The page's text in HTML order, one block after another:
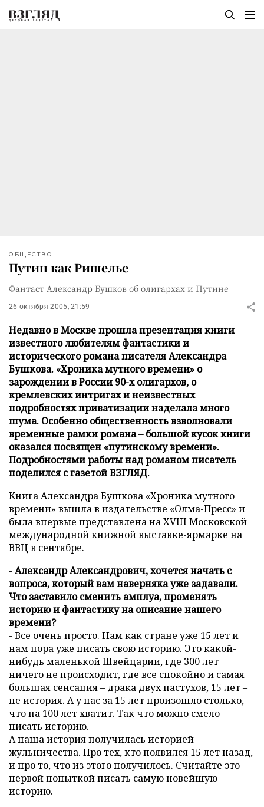
ОБЩЕСТВО
Путин как Ришелье
Фантаст Александр Бушков об олигархах и Путине
26 октября 2005, 21:59
Недавно в Москве прошла презентация книги
известного любителям фантастики и
исторического романа писателя Александра
Бушкова. «Хроника мутного времени» о
зарождении в России 90-х олигархов, о
кремлевских интригах и неизвестных
подробностях приватизации наделала много
шума. Особенно общественность взволновали
временные рамки романа – большой кусок книги
оказался посвящен «путинскому времени».
Подробностями работы над романом писатель
поделился с газетой ВЗГЛЯД.
Книга Александра Бушкова «Хроника мутного
времени» вышла в издательстве «Олма-Пресс» и
была впервые представлена на XVIII Московской
международной книжной выставке-ярмарке на
ВВЦ в сентябре.
- Александр Александрович, хочется начать с
вопроса, который вам наверняка уже задавали.
Что заставило сменить амплуа, променять
историю и фантастику на описание нашего
времени?
- Все очень просто. Нам как стране уже 15 лет и
нам пора уже писать свою историю. Это какой-
нибудь маленькой Швейцарии, где 300 лет
ничего не происходит, где все спокойно и самая
большая сенсация – драка двух пастухов, 15 лет –
не история. А у нас за 15 лет произошло столько,
что на 100 лет хватит. Так что можно смело
писать историю.
А наша история получилась историей
жульничества. Про тех, кто появился 15 лет назад,
и про то, что из этого получилось. Считайте это
первой попыткой писать самую новейшую
историю.